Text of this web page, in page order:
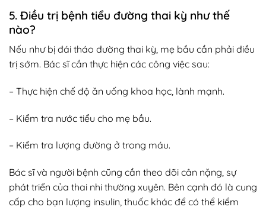
5. Điều trị bệnh tiểu đường thai kỳ như thế
nào?
Nếu như bị đái tháo đường thai kỳ, mẹ bầu cần phải điều
trị sớm. Bác sĩ cần thực hiện các công việc sau:
– Thực hiện chế độ ăn uống khoa học, lành mạnh.
– Kiểm tra nước tiểu cho mẹ bầu.
– Kiểm tra lượng đường ở trong máu.
Bác sĩ và người bệnh cũng cần theo dõi cân nặng, sự
phát triển của thai nhi thường xuyên. Bên cạnh đó là cung
cấp cho bạn lượng insulin, thuốc khác để có thể kiểm